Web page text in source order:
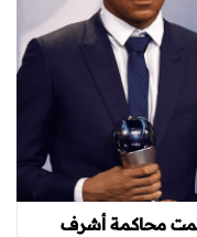
تمت محاكمة أشرف